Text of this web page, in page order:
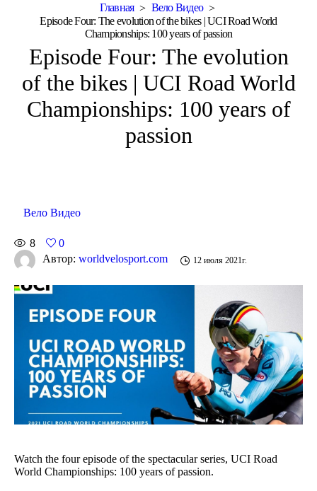
Главная
Вело Видео
Episode Four: The evolution of the bikes | UCI Road World
Championships: 100 years of passion
Episode Four: The evolution
of the bikes | UCI Road World
Championships: 100 years of
passion
Вело Видео
8
0
Автор: worldvelosport.com 12 июля 2021г.
Watch the four episode of the spectacular series, UCI Road
World Championships: 100 years of passion.